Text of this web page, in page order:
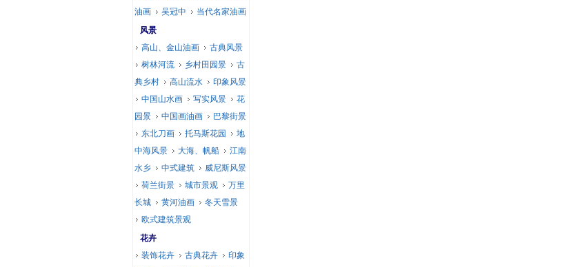
油画
吴冠中
当代名家油画
风景
高山、金山油画
古典风景
树林河流
乡村田园景
古
典乡村
高山流水
印象风景
中国山水画
写实风景
花
园景
中国画油画
巴黎街景
东北刀画
托马斯花园
地
中海风景
大海、帆船
江南
水乡
中式建筑
威尼斯风景
荷兰街景
城市景观
万里
长城
黄河油画
冬天雪景
欧式建筑景观
花卉
装饰花卉
古典花卉
印象